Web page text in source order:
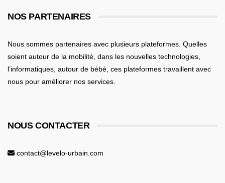
NOS PARTENAIRES
Nous sommes partenaires avec plusieurs plateformes. Quelles
soient autour de la mobilité , dans les nouvelles technologies,
l’informatiques, autour de bébé , ces plateformes travaillent avec
nous pour améliorer nos services.
NOUS CONTACTER
contact@levelo-urbain.com